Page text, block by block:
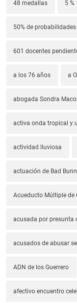
48 medallas 5 %
50% de
601 docentes
a los 76 años a
abogada Sondra
activa onda tropical y
actividad lluviosa
actuación de Bad
Acueducto Múltiple de
acusada por presunta
acusados de abusar
ADN de los Guerrero
afectivo encuentro